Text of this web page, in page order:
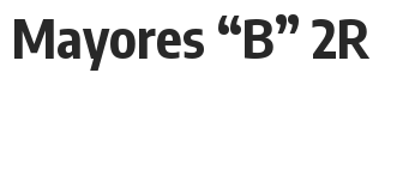
“B” 2R